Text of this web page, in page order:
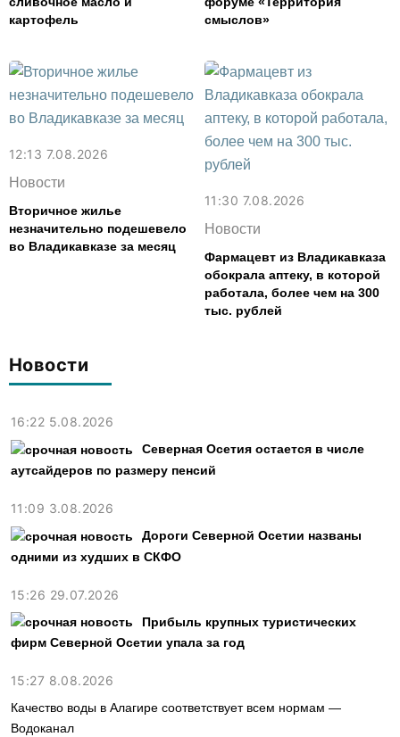
Новости
16:22 5.08.2026
Северная Осетия остается в числе
аутсайдеров по размеру пенсий
11:09 3.08.2026
Дороги Северной Осетии названы
одними из худших в СКФО
15:26 29.07.2026
Прибыль крупных туристических
фирм Северной Осетии упала за год
15:27 8.08.2026
Качество воды в Алагире соответствует всем нормам —
Водоканал
картофель
смыслов»
12:13 7.08.2026
Новости
Вторичное жилье
незначительно подешевело
во Владикавказе за месяц
11:30 7.08.2026
Новости
Фармацевт из Владикавказа
обокрала аптеку, в которой
работала, более чем на 300
тыс. рублей